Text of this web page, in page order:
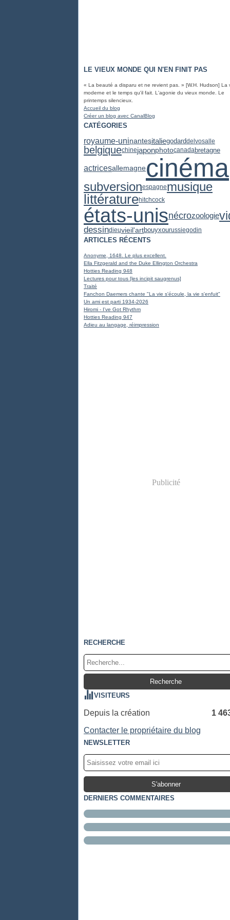
LE VIEUX MONDE QUI N'EN FINIT PAS
« La beauté a disparu et ne revient pas. » [W.H. Hudson] La
moderne et le temps qu'il fait. L'agonie du vieux monde. Le
printemps silencieux.
Accueil du blog
Créer un blog avec CanalBlog
CATÉGORIES
royaume-uninantesitaliegodarddelvosalle
belgiquechinejaponphotocanadabretagne
actricesallemagnecinéma
subversionespagnemusique
littératurehitchcock
états-unisnécrozoologie
dessindieuvieil'artbouyxourussiegodin
ARTICLES RÉCENTS
Anonyme, 1648. Le plus excellent.
Ella Fitzgerald and the Duke Ellington Orchestra
Hotties Reading 948
Lectures pour tous [les incipit saugrenus]
Traité
Fanchon Daemers chante "La vie s'écoule, la vie s'enfuit"
Un ami est parti 1934-2026
Hiromi - I've Got Rhythm
Hotties Reading 947
Adieu au langage, réimpression
Publicité
RECHERCHE
VISITEURS
Depuis la création
1
Contacter le propriétaire du blog
NEWSLETTER
DERNIERS COMMENTAIRES